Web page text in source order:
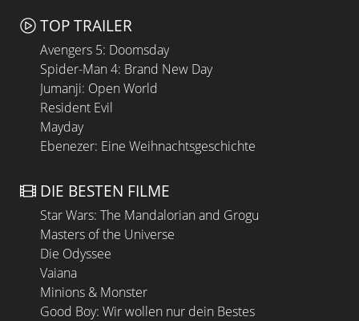
TOP TRAILER
Avengers 5: Doomsday
Spider-Man 4: Brand New Day
Jumanji: Open World
Resident Evil
Mayday
Ebenezer: Eine Weihnachtsgeschichte
DIE BESTEN FILME
Star Wars: The Mandalorian and Grogu
Masters of the Universe
Die Odyssee
Vaiana
Minions & Monster
Good Boy: Wir wollen nur dein Bestes